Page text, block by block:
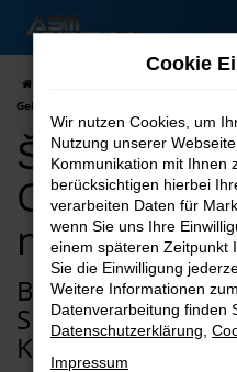
Zum
Gebrauchtwagen kaufen nach Berlin
Škoda
nach Berlin
Bei ASM
Sie schnell den
Kodiaq
Cookie
Wir nutzen Cookies, um
Nutzung unserer
Kommunikation mit Ihnen
berücksichtigen hierbei
verarbeiten Daten für
wenn Sie uns Ihre
einem späteren Zeitpunkt
Sie die Einwilligung
Weitere Informationen
Datenverarbeitung finden
Datenschutzerklärung
Impressum